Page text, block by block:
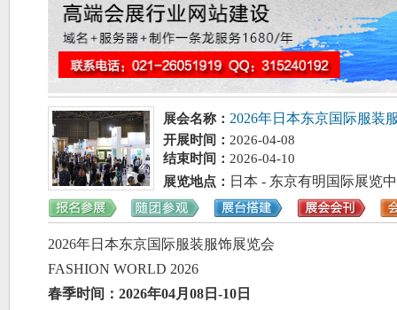
展会名称： 2026年日本东京国际服装
开展时间： 2026-04-08
结束时间： 2026-04-10
展览地点 ： 日本 - 东京有明国际展览
2026年日本东京国际服装服饰展览会
FASHION WORLD 2026
春季时间： 2026年04月08日-10日